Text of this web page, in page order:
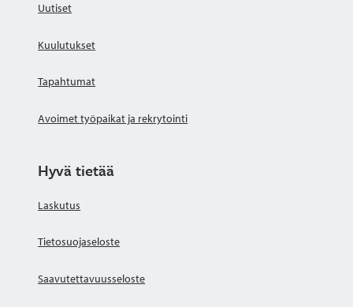
Uutiset
Kuulutukset
Tapahtumat
Avoimet työpaikat ja rekrytointi
Hyvä tietää
Laskutus
Tietosuojaseloste
Saavutettavuusseloste